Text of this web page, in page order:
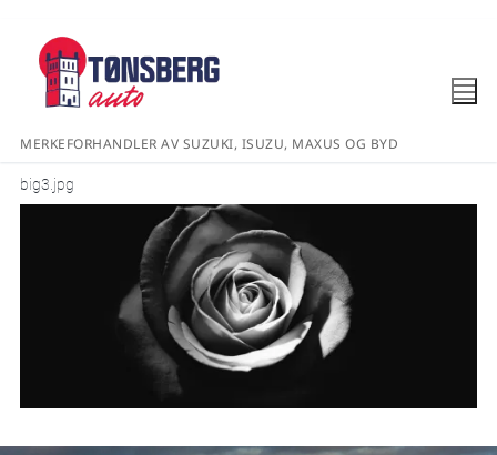
MERKEFORHANDLER AV SUZUKI, ISUZU, MAXUS OG BYD
big3.jpg